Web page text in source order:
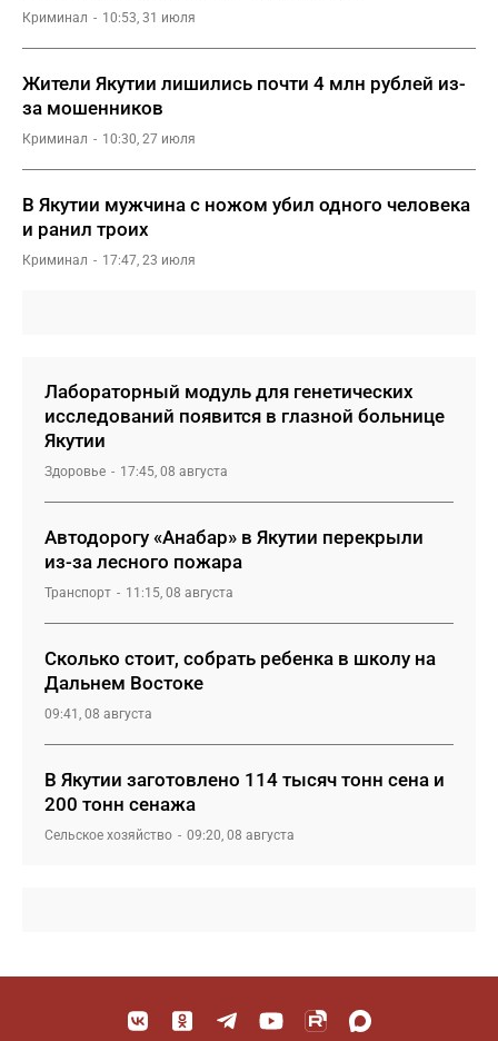
Криминал 10:53, 31 июля
Жители Якутии лишились почти 4 млн рублей из-
за мошенников
Криминал 10:30, 27 июля
В Якутии мужчина с ножом убил одного человека
и ранил троих
Криминал 17:47, 23 июля
Лабораторный модуль для генетических
исследований появится в глазной больнице
Якутии
Здоровье 17:45, 08 августа
Автодорогу «Анабар» в Якутии перекрыли
из-за лесного пожара
Транспорт 11:15, 08 августа
Сколько стоит, собрать ребенка в школу на
Дальнем Востоке
09:41, 08 августа
В Якутии заготовлено 114 тысяч тонн сена и
200 тонн сенажа
Сельское хозяйство 09:20, 08 августа